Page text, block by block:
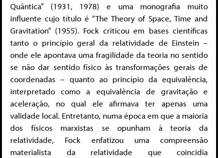
Quântica” (1931, 1978) e uma monografia muito
influente cujo título é “The Theory of Space, Time and
Gravitation” (1955). Fock criticou em bases científicas
tanto o princípio geral da relatividade de Einstein –
onde ele apontava uma fragilidade da teoria no sentido
se não dar sentido físico às transformações gerais de
coordenadas – quanto ao princípio da equivalência,
interpretado como a equivalência de gravitação e
aceleração, no qual ele afirmava ter apenas uma
validade local. Entretanto, numa época em que a maioria
dos físicos marxistas se opunham à teoria da
relatividade, Fock enfatizou uma compreensão
materialista da relatividade que coincidia